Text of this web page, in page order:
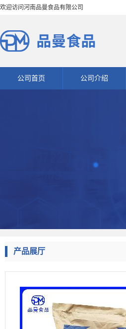
欢迎访问河南品曼食品有限公司
公司首页 公司介绍
产品展厅